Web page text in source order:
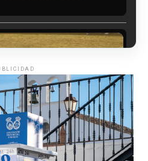
FIESTAS COLOMBINAS